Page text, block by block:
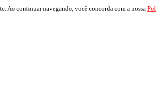
Ao continuar navegando, você concorda com a nossa